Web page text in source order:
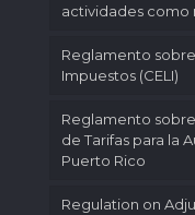
actividades como
Reglamento
Impuestos (CELI)
Reglamento
de Tarifas para la
Puerto Rico
Regulation on